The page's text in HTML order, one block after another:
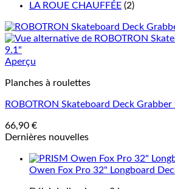
LA ROUE CHAUFFÉE (2)
Aperçu
Planches à roulettes
ROBOTRON Skateboard Deck Grabber
66,90 €
Dernières nouvelles
Owen Fox Pro 32" Longboard